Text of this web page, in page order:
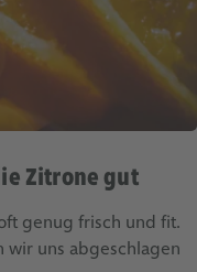
Zitrone gut
genug frisch und fit.
wir uns abgeschlagen